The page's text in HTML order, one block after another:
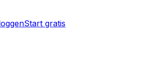
Start gratis